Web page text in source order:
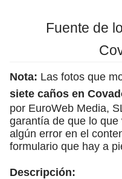
Fuente de
Nota: Las fotos que
siete caños en
por EuroWeb Media,
garantía de que lo
algún error en el
formulario que hay a
Descripción: